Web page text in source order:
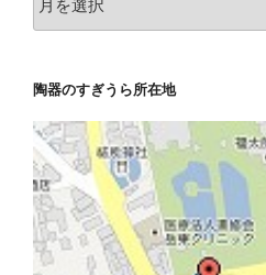
記
事
去
ロ
グ
記
事
陶器のすぎうら所在地